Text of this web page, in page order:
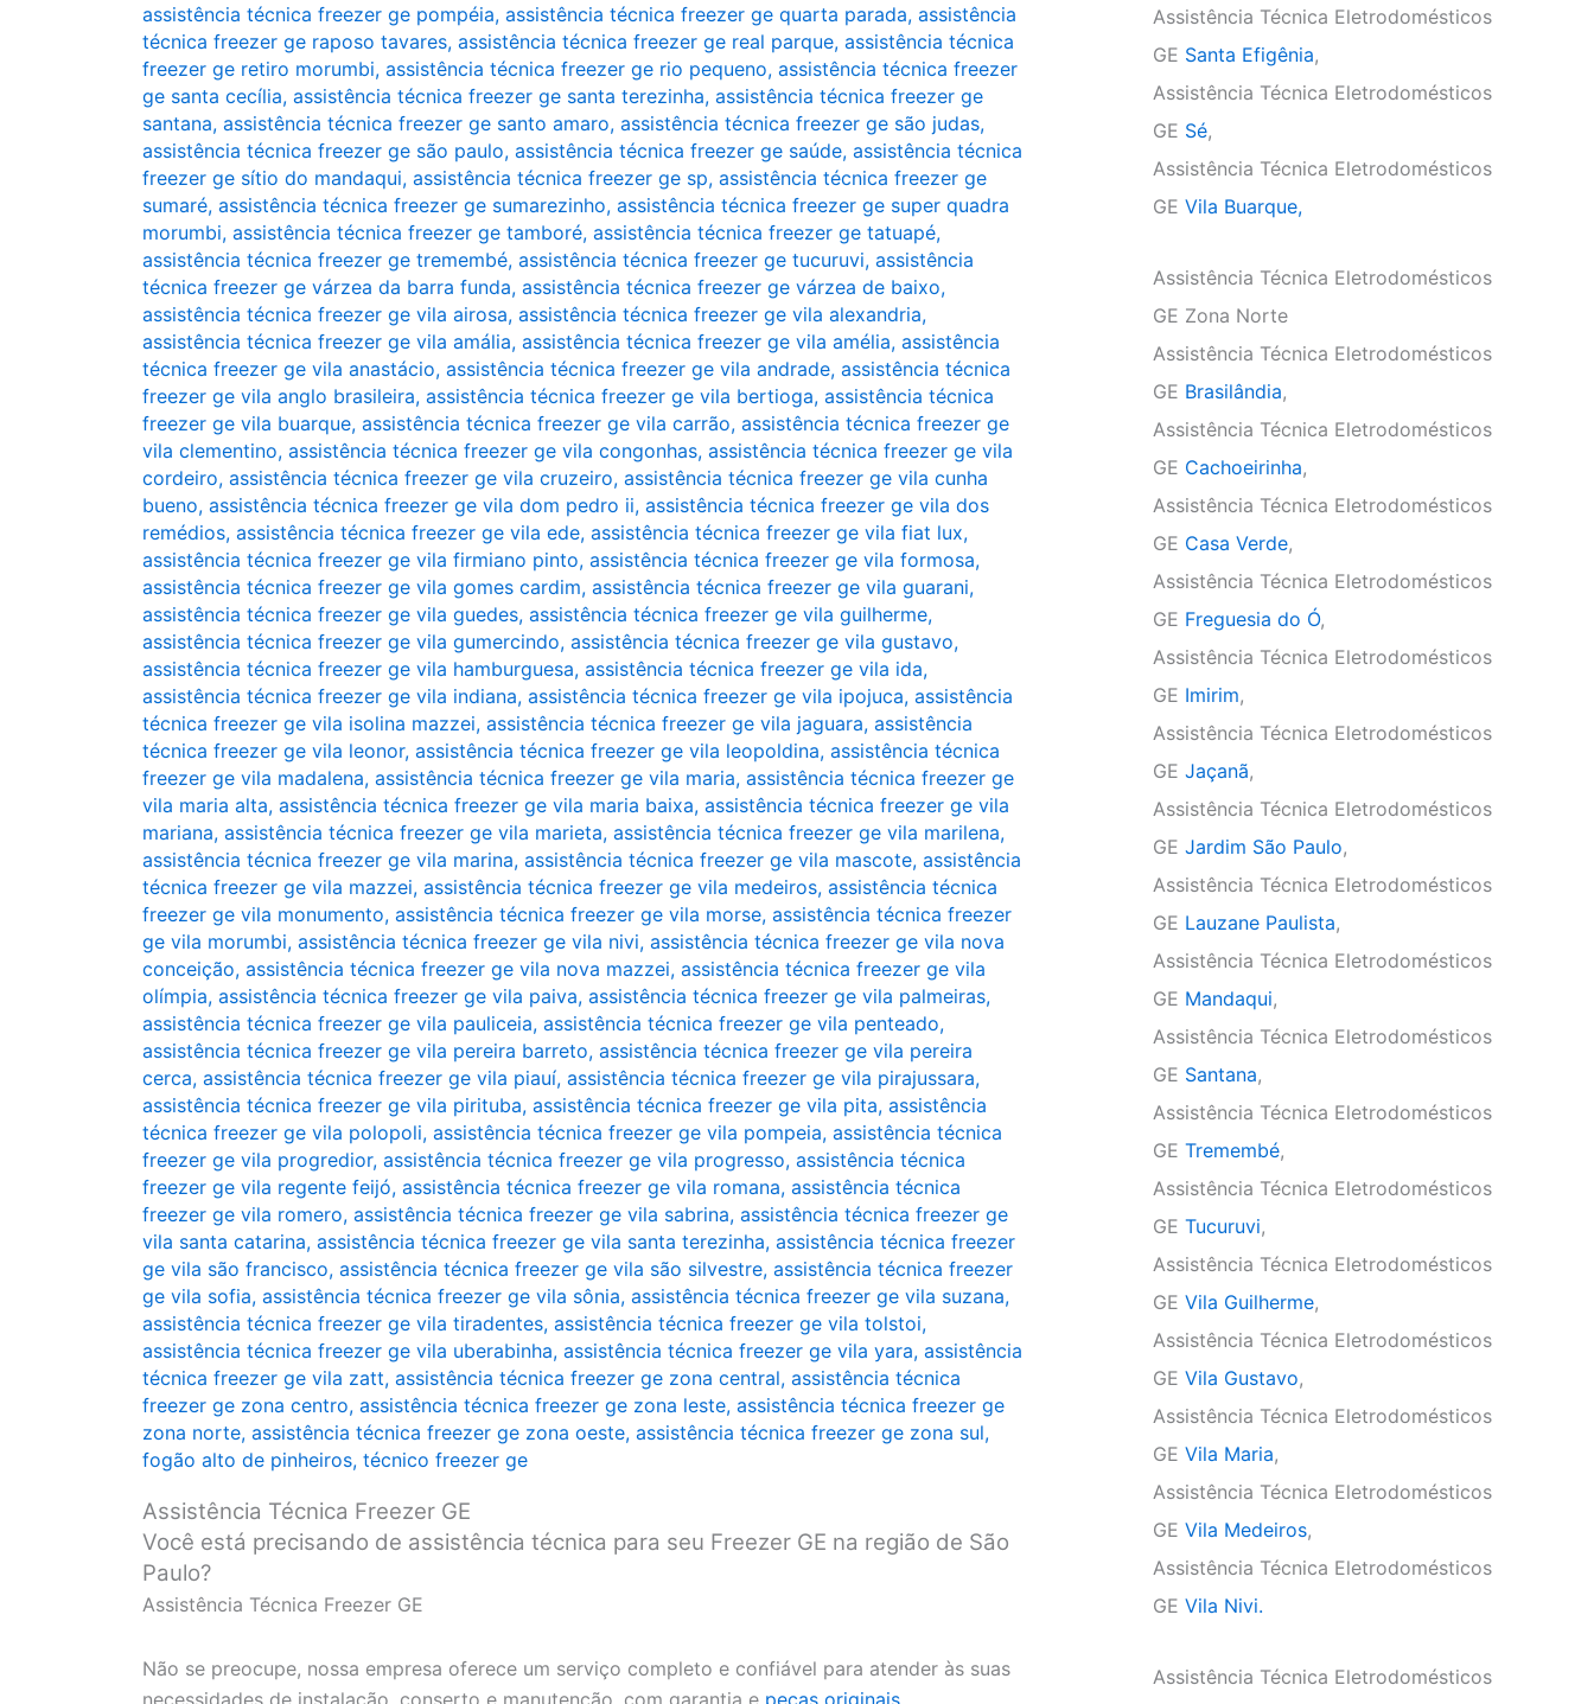
assistência técnica freezer ge pompéia, assistência técnica freezer ge quarta parada, assistência
técnica freezer ge raposo tavares, assistência técnica freezer ge real parque, assistência técnica
freezer ge retiro morumbi, assistência técnica freezer ge rio pequeno, assistência técnica freezer
ge santa cecília, assistência técnica freezer ge santa terezinha, assistência técnica freezer ge
santana, assistência técnica freezer ge santo amaro, assistência técnica freezer ge são judas,
assistência técnica freezer ge são paulo, assistência técnica freezer ge saúde, assistência técnica
freezer ge sítio do mandaqui, assistência técnica freezer ge sp, assistência técnica freezer ge
sumaré, assistência técnica freezer ge sumarezinho, assistência técnica freezer ge super quadra
morumbi, assistência técnica freezer ge tamboré, assistência técnica freezer ge tatuapé,
assistência técnica freezer ge tremembé, assistência técnica freezer ge tucuruvi, assistência
técnica freezer ge várzea da barra funda, assistência técnica freezer ge várzea de baixo,
assistência técnica freezer ge vila airosa, assistência técnica freezer ge vila alexandria,
assistência técnica freezer ge vila amália, assistência técnica freezer ge vila amélia, assistência
técnica freezer ge vila anastácio, assistência técnica freezer ge vila andrade, assistência técnica
freezer ge vila anglo brasileira, assistência técnica freezer ge vila bertioga, assistência técnica
freezer ge vila buarque, assistência técnica freezer ge vila carrão, assistência técnica freezer ge
vila clementino, assistência técnica freezer ge vila congonhas, assistência técnica freezer ge vila
cordeiro, assistência técnica freezer ge vila cruzeiro, assistência técnica freezer ge vila cunha
bueno, assistência técnica freezer ge vila dom pedro ii, assistência técnica freezer ge vila dos
remédios, assistência técnica freezer ge vila ede, assistência técnica freezer ge vila fiat lux,
assistência técnica freezer ge vila firmiano pinto, assistência técnica freezer ge vila formosa,
assistência técnica freezer ge vila gomes cardim, assistência técnica freezer ge vila guarani,
assistência técnica freezer ge vila guedes, assistência técnica freezer ge vila guilherme,
assistência técnica freezer ge vila gumercindo, assistência técnica freezer ge vila gustavo,
assistência técnica freezer ge vila hamburguesa, assistência técnica freezer ge vila ida,
assistência técnica freezer ge vila indiana, assistência técnica freezer ge vila ipojuca, assistência
técnica freezer ge vila isolina mazzei, assistência técnica freezer ge vila jaguara, assistência
técnica freezer ge vila leonor, assistência técnica freezer ge vila leopoldina, assistência técnica
freezer ge vila madalena, assistência técnica freezer ge vila maria, assistência técnica freezer ge
vila maria alta, assistência técnica freezer ge vila maria baixa, assistência técnica freezer ge vila
mariana, assistência técnica freezer ge vila marieta, assistência técnica freezer ge vila marilena,
assistência técnica freezer ge vila marina, assistência técnica freezer ge vila mascote, assistência
técnica freezer ge vila mazzei, assistência técnica freezer ge vila medeiros, assistência técnica
freezer ge vila monumento, assistência técnica freezer ge vila morse, assistência técnica freezer
ge vila morumbi, assistência técnica freezer ge vila nivi, assistência técnica freezer ge vila nova
conceição, assistência técnica freezer ge vila nova mazzei, assistência técnica freezer ge vila
olímpia, assistência técnica freezer ge vila paiva, assistência técnica freezer ge vila palmeiras,
assistência técnica freezer ge vila pauliceia, assistência técnica freezer ge vila penteado,
assistência técnica freezer ge vila pereira barreto, assistência técnica freezer ge vila pereira
cerca, assistência técnica freezer ge vila piauí, assistência técnica freezer ge vila pirajussara,
assistência técnica freezer ge vila pirituba, assistência técnica freezer ge vila pita, assistência
técnica freezer ge vila polopoli, assistência técnica freezer ge vila pompeia, assistência técnica
freezer ge vila progredior, assistência técnica freezer ge vila progresso, assistência técnica
freezer ge vila regente feijó, assistência técnica freezer ge vila romana, assistência técnica
freezer ge vila romero, assistência técnica freezer ge vila sabrina, assistência técnica freezer ge
vila santa catarina, assistência técnica freezer ge vila santa terezinha, assistência técnica freezer
ge vila são francisco, assistência técnica freezer ge vila são silvestre, assistência técnica freezer
ge vila sofia, assistência técnica freezer ge vila sônia, assistência técnica freezer ge vila suzana,
assistência técnica freezer ge vila tiradentes, assistência técnica freezer ge vila tolstoi,
assistência técnica freezer ge vila uberabinha, assistência técnica freezer ge vila yara, assistência
técnica freezer ge vila zatt, assistência técnica freezer ge zona central, assistência técnica
freezer ge zona centro, assistência técnica freezer ge zona leste, assistência técnica freezer ge
zona norte, assistência técnica freezer ge zona oeste, assistência técnica freezer ge zona sul,
fogão alto de pinheiros, técnico freezer ge
Assistência Técnica Freezer GE
Você está precisando de assistência técnica para seu Freezer GE na região de São
Paulo?
Assistência Técnica Freezer GE
Não se preocupe, nossa empresa oferece um serviço completo e confiável para atender às suas
Assistência Técnica Eletrodomésticos
GE Santa Efigênia,
Assistência Técnica Eletrodomésticos
GE Sé,
Assistência Técnica Eletrodomésticos
GE Vila Buarque,
Assistência Técnica Eletrodomésticos
GE Zona Norte
Assistência Técnica Eletrodomésticos
GE Brasilândia,
Assistência Técnica Eletrodomésticos
GE Cachoeirinha,
Assistência Técnica Eletrodomésticos
GE Casa Verde,
Assistência Técnica Eletrodomésticos
GE Freguesia do Ó,
Assistência Técnica Eletrodomésticos
GE Imirim,
Assistência Técnica Eletrodomésticos
GE Jaçanã,
Assistência Técnica Eletrodomésticos
GE Jardim São Paulo,
Assistência Técnica Eletrodomésticos
GE Lauzane Paulista,
Assistência Técnica Eletrodomésticos
GE Mandaqui,
Assistência Técnica Eletrodomésticos
GE Santana,
Assistência Técnica Eletrodomésticos
GE Tremembé,
Assistência Técnica Eletrodomésticos
GE Tucuruvi,
Assistência Técnica Eletrodomésticos
GE Vila Guilherme,
Assistência Técnica Eletrodomésticos
GE Vila Gustavo,
Assistência Técnica Eletrodomésticos
GE Vila Maria,
Assistência Técnica Eletrodomésticos
GE Vila Medeiros,
Assistência Técnica Eletrodomésticos
GE Vila Nivi.
Assistência Técnica Eletrodomésticos